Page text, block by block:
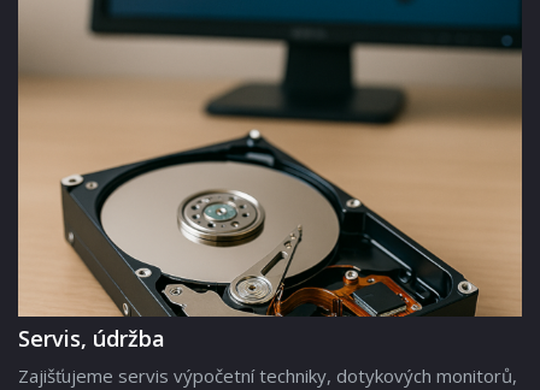
Servis, údržba
Zajišťujeme servis výpočetní techniky, dotykových monitorů,